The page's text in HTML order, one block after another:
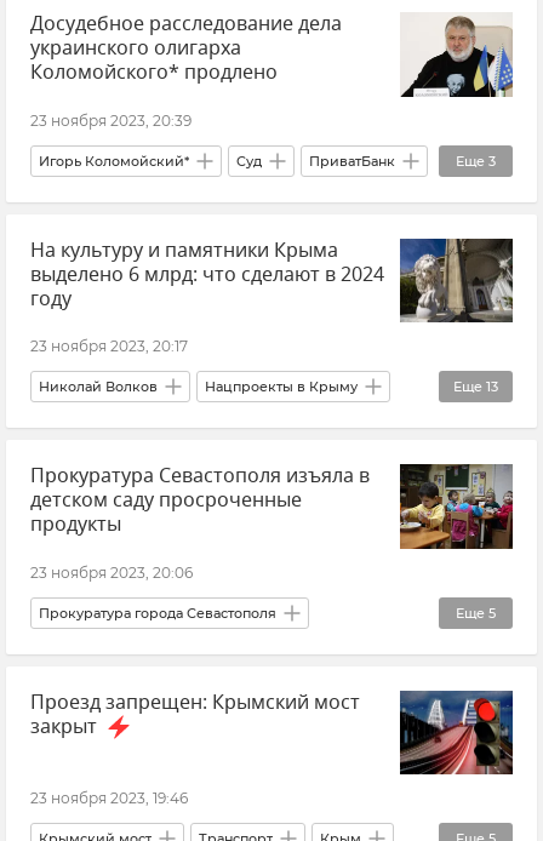
Ситуация на дорогах Крыма Тамань
Краснодарский край
Досудебное расследование дела
украинского олигарха
Коломойского* продлено
23 ноября 2023, 20:39
Еще 3
Игорь Коломойский* Суд ПриватБанк
СБУ (Служба безопасности Украины)
Украина Новости
На культуру и памятники Крыма
выделено 6 млрд: что сделают в 2024
году
23 ноября 2023, 20:17
Еще 13
Николай Волков Нацпроекты в Крыму
Крым Культура
Реестр объектов культурного наследия России
Охрана культурного наследия
Симферополь
"Ханский дворец" в Бахчисарае
Царский курган в Керчи Памятники Крыма
Новости Крыма
Прокуратура Севастополя изъяла в
детском саду просроченные
продукты
23 ноября 2023, 20:06
Еще 5
Прокуратура города Севастополя
Образование в Крыму и Севастополе
Происшествия Новости Крым
Новости Крыма
Проезд запрещен: Крымский мост
закрыт
23 ноября 2023, 19:46